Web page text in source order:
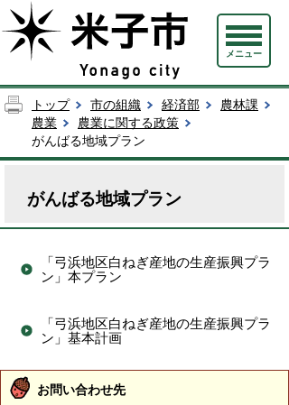
メニュー
トップ 市の組織 経済部
農林課
農業
農業に関する政策
がんばる地域プラン
がんばる地域プラン
「弓浜地区白ねぎ産地の生産振興プラ
ン」本プラン
「弓浜地区白ねぎ産地の生産振興プラ
ン」基本計画
お問い合わせ先